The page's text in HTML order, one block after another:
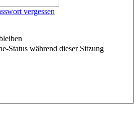
vergessen
Status während dieser Sitzung